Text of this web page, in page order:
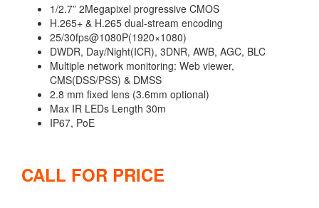
1/2.7” 2Megapixel progressive CMOS
H.265+ & H.265 dual-stream encoding
25/30fps@1080P(1920×1080)
DWDR, Day/Night(ICR), 3DNR, AWB, AGC, BLC
Multiple network monitoring: Web viewer,
CMS(DSS/PSS) & DMSS
2.8 mm fixed lens (3.6mm optional)
Max IR LEDs Length 30m
IP67, PoE
CALL FOR PRICE